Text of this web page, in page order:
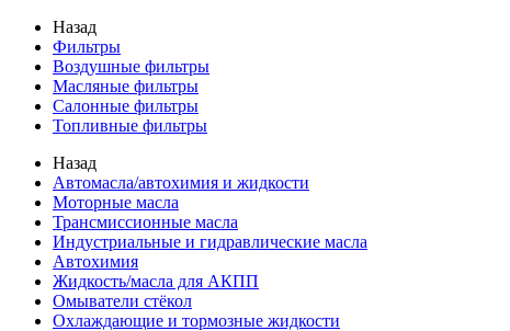
Назад
Фильтры
Воздушные фильтры
Масляные фильтры
Салонные фильтры
Топливные фильтры
Назад
Автомасла/автохимия и жидкости
Моторные масла
Трансмиссионные масла
Индустриальные и гидравлические масла
Автохимия
Жидкость/масла для АКПП
Омыватели стёкол
Охлаждающие и тормозные жидкости